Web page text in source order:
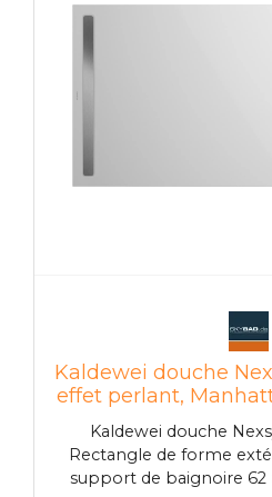
à la chaleur Résistant
hygiénique Cosse de
Kaldewei douche
effet perlant,
cm, à
Kaldewei douche
Rectangle de forme
support de baignoire